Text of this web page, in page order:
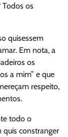
Todos os
quisessem
Em nota, a
os
a mim” e que
respeito,
todo o
constranger